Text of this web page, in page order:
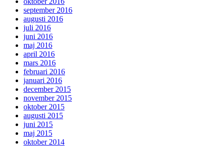
september 2016
augusti 2016
juli 2016
juni 2016
maj 2016
april 2016
mars 2016
februari 2016
januari 2016
december 2015
november 2015
oktober 2015
augusti 2015
juni 2015
maj 2015
oktober 2014